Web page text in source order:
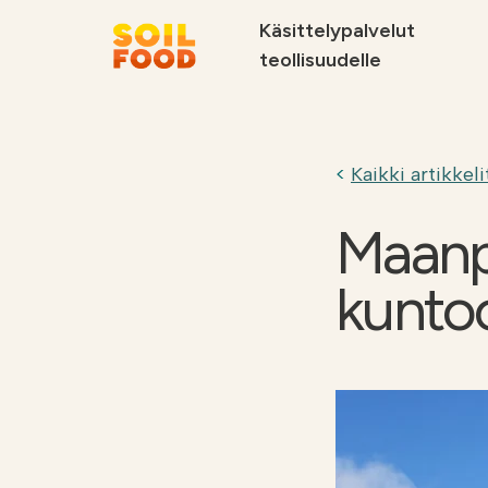
Käsittelypalvelut
teollisuudelle
Palvelut
Kaikki